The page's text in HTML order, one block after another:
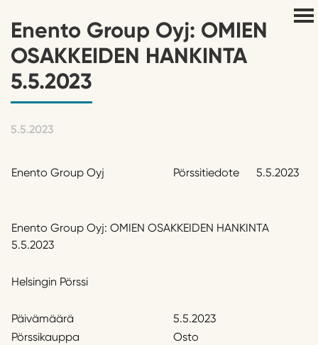
Enento Group Oyj: OMIEN
OSAKKEIDEN HANKINTA
5.5.2023
5.5.2023
Enento Group Oyj Pörssitiedote 5.5.2023
Enento Group Oyj: OMIEN OSAKKEIDEN HANKINTA
5.5.2023
Helsingin Pörssi
Päivämäärä
5.5.2023
Pörssikauppa
Osto